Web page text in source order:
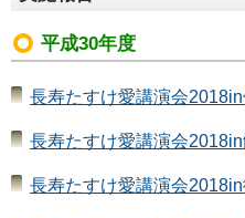
平成30年度
長寿たすけ愛講演会
長寿たすけ愛講演会
長寿たすけ愛講演会